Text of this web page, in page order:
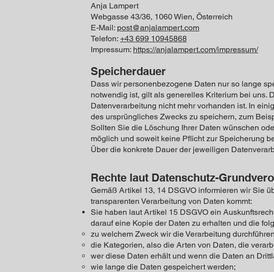
Anja Lampert
Webgasse 43/36, 1060 Wien, Österreich
E-Mail: post@anjalampert.com
Telefon: +43 699 10945868
Impressum: https://anjalampert.com/impressum/
Speicherdauer
Dass wir personenbezogene Daten nur so lange
notwendig ist, gilt als generelles Kriterium bei uns.
Datenverarbeitung nicht mehr vorhanden ist. In
des ursprüngliches Zwecks zu speichern, zum
Sollten Sie die Löschung Ihrer Daten wünschen
möglich und soweit keine Pflicht zur Speicherung
Über die konkrete Dauer der jeweiligen
Rechte laut Datenschutz-
Gemäß Artikel 13, 14 DSGVO informieren wir Sie
transparenten Verarbeitung von Daten kommt:
Sie haben laut Artikel 15 DSGVO ein
darauf eine Kopie der Daten zu erhalten und die
zu welchem Zweck wir die Verarbeitung
die Kategorien, also die Arten von Daten, die
wer diese Daten erhält und wenn die Daten an
wie lange die Daten gespeichert werden;